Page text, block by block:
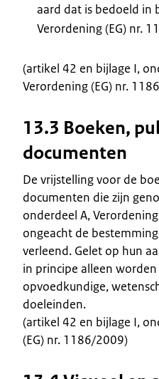
aard dat is bedoeld in
Verordening (EG) nr.
(artikel 42 en bijlage I,
Verordening (EG) nr.
13.3 Boeken,
documenten
De vrijstelling voor de
documenten die zijn
onderdeel A,
ongeacht de
verleend. Gelet op hun
in principe alleen
opvoedkundige,
doeleinden.
(artikel 42 en bijlage I,
(EG) nr. 1186/2009)